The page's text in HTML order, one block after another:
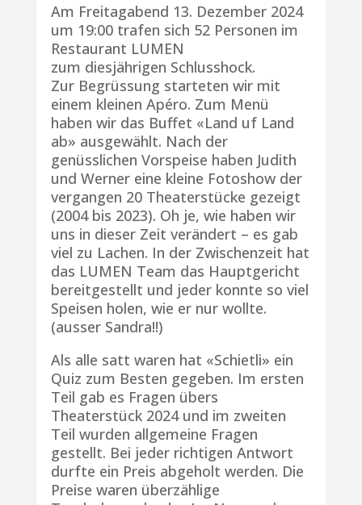
Am Freitagabend 13. Dezember 2024
um 19:00 trafen sich 52 Personen im
Restaurant LUMEN
zum diesjährigen Schlusshock.
Zur Begrüssung starteten wir mit
einem kleinen Apéro. Zum Menü
haben wir das Buffet «Land uf Land
ab» ausgewählt. Nach der
genüsslichen Vorspeise haben Judith
und Werner eine kleine Fotoshow der
vergangen 20 Theaterstücke gezeigt
(2004 bis 2023). Oh je, wie haben wir
uns in dieser Zeit verändert – es gab
viel zu Lachen. In der Zwischenzeit hat
das LUMEN Team das Hauptgericht
bereitgestellt und jeder konnte so viel
Speisen holen, wie er nur wollte.
(ausser Sandra!!)
Als alle satt waren hat «Schietli» ein
Quiz zum Besten gegeben. Im ersten
Teil gab es Fragen übers
Theaterstück 2024 und im zweiten
Teil wurden allgemeine Fragen
gestellt. Bei jeder richtigen Antwort
durfte ein Preis abgeholt werden. Die
Preise waren überzählige